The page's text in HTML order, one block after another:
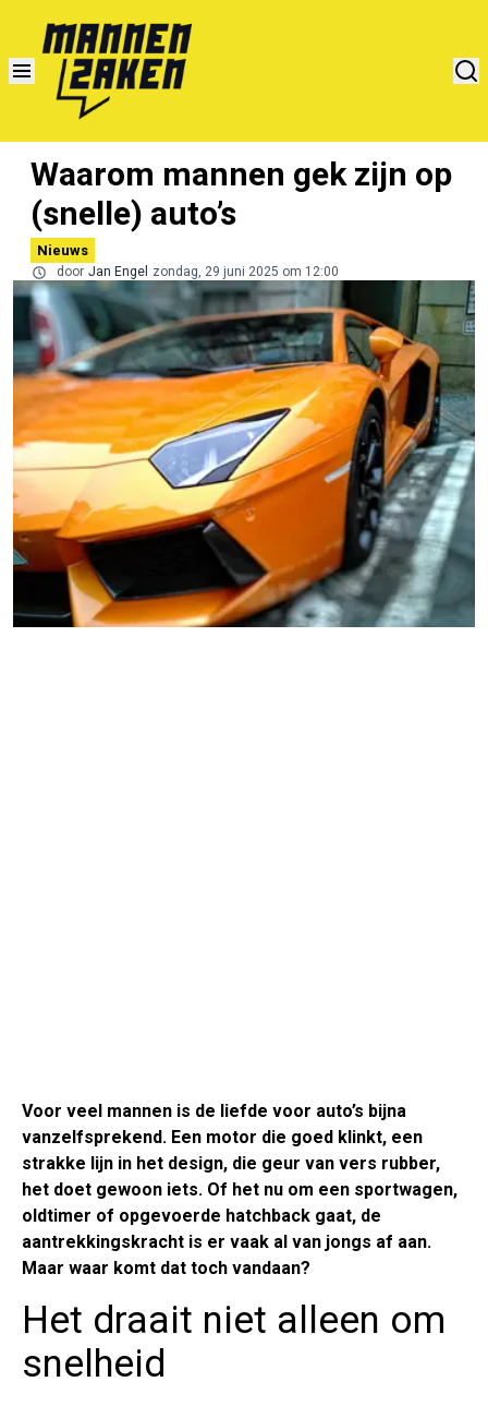
Waarom mannen gek zijn op
(snelle) auto’s
Nieuws
door Jan Engel zondag, 29 juni 2025 om 12:00
Voor veel mannen is de liefde voor auto’s bijna
vanzelfsprekend. Een motor die goed klinkt, een
strakke lijn in het design, die geur van vers rubber,
het doet gewoon iets. Of het nu om een sportwagen,
oldtimer of opgevoerde hatchback gaat, de
aantrekkingskracht is er vaak al van jongs af aan.
Maar waar komt dat toch vandaan?
Het draait niet alleen om
snelheid